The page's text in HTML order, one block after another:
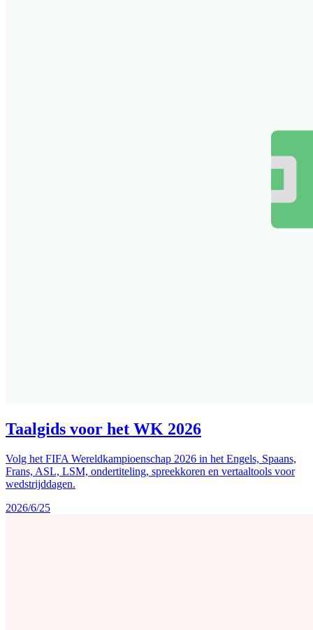
Taalgids voor het WK 2026
Volg het FIFA Wereldkampioenschap 2026 in het Engels, Spaans,
Frans, ASL, LSM, ondertiteling, spreekkoren en vertaaltools voor
wedstrijddagen.
2026/6/25